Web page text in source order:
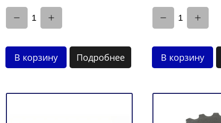
1
В корзину Подробнее
1
В корзину